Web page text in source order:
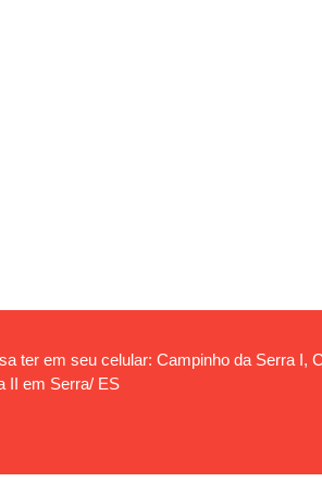
ter em seu celular: Campinho da Serra I,
II em Serra/ ES